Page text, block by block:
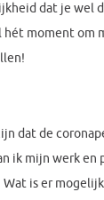
dat je wel
hét moment om
dat de
ik mijn werk en
Wat is er